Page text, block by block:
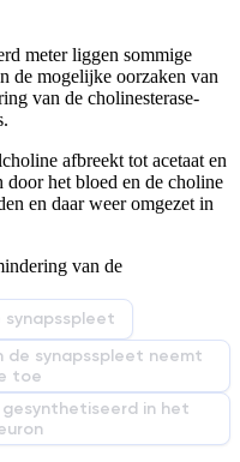
meter liggen sommige
de mogelijke oorzaken van
van de cholinesterase-
afbreekt tot acetaat en
door het bloed en de choline
en daar weer omgezet in
van de
synapsspleet
de synapsspleet neemt
toe
in het